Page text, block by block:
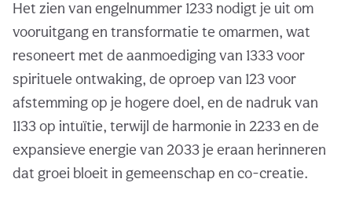
Het zien van engelnummer 1233 nodigt je uit om
vooruitgang en transformatie te omarmen, wat
resoneert met de aanmoediging van 1333 voor
spirituele ontwaking, de oproep van 123 voor
afstemming op je hogere doel, en de nadruk van
1133 op intuïtie, terwijl de harmonie in 2233 en de
expansieve energie van 2033 je eraan herinneren
dat groei bloeit in gemeenschap en co-creatie.